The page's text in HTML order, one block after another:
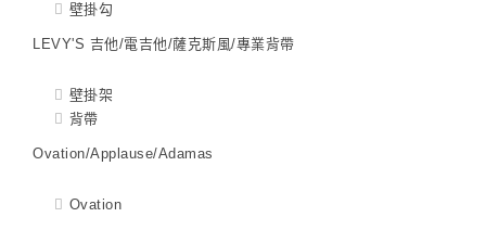
壁掛勾
LEVY'S 吉他/電吉他/薩克斯風/專業背帶
壁掛架
背帶
Ovation/Applause/Adamas
Ovation